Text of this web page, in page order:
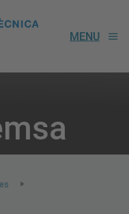
MENU